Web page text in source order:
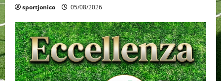
sportjonico 05/08/2026